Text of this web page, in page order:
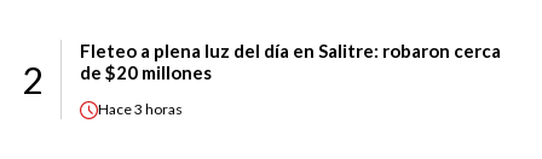
2
Fleteo a plena luz del día en Salitre: robaron cerca
de $20 millones
Hace3 horas